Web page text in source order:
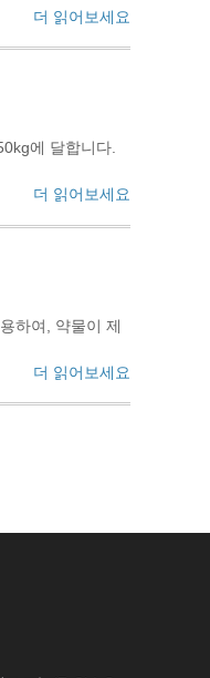
더 읽어보세요
에 달합니다.
더 읽어보세요
하여, 약물이 제
더 읽어보세요